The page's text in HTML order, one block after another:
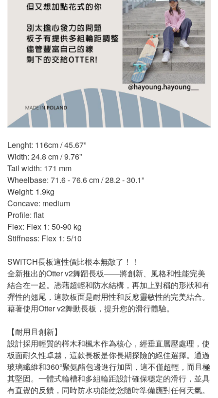
Lenght: 116cm / 45.67”
Width: 24.8 cm / 9.76”
Tail width: 171 mm
Wheelbase: 71.6 - 76.6 cm / 28.2 - 30.1”
Weight: 1.9kg
Concave: medium
Profile: flat
Flex: Flex 1: 50-90 kg
Stiffness: Flex 1: 5/10
SWITCH長板這性價比根本無敵了！！
全新推出的Otter v2舞蹈長板——將創新、風格和性能完美
結合在一起。憑藉超輕和防水結構，再加上對稱的形狀和有
彈性的翹尾，這款板面是耐用性和反應靈敏性的完美結合。
藉著使用Otter v2舞動長板，提升您的滑行體驗。
【耐用且創新】
設計採用輕質的梣木和楓木作為核心，經垂直層壓處理，使
板面耐久性卓越，這款長板是你長期探險的絕佳選擇。通過
玻璃纖維和360°聚氨酯包邊進行加固，這不僅超輕，而且極
其堅固。一體式輪槽和多組輪距設計確保穩定的滑行，並具
有直覺的反饋，同時防水功能使您隨時準備應對任何天氣。